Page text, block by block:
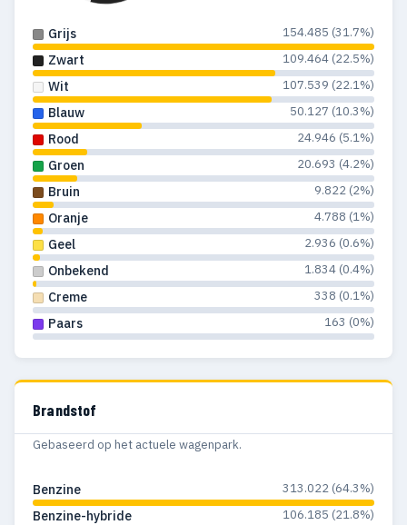
Grijs 154.485 (31.7%)
Zwart 109.464 (22.5%)
Wit 107.539 (22.1%)
Blauw 50.127 (10.3%)
Rood 24.946 (5.1%)
Groen 20.693 (4.2%)
Bruin 9.822 (2%)
Oranje 4.788 (1%)
Geel 2.936 (0.6%)
Onbekend 1.834 (0.4%)
Creme 338 (0.1%)
Paars 163 (0%)
Brandstof
Gebaseerd op het actuele wagenpark.
Benzine 313.022 (64.3%)
Benzine-hybride 106.185 (21.8%)